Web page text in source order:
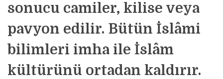
sonucu camiler, kilise veya
pavyon edilir. Bütün İslâmi
bilimleri imha ile İslâm
kültürünü ortadan kaldırır.